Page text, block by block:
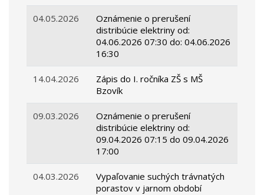
04.05.2026
Oznámenie o prerušení
distribúcie elektriny od:
04.06.2026 07:30 do: 04.06.2026
16:30
14.04.2026
Zápis do I. ročníka ZŠ s MŠ
Bzovík
09.03.2026
Oznámenie o prerušení
distribúcie elektriny od:
09.04.2026 07:15 do 09.04.2026
17:00
04.03.2026
Vypaľovanie suchých trávnatých
porastov v jarnom období